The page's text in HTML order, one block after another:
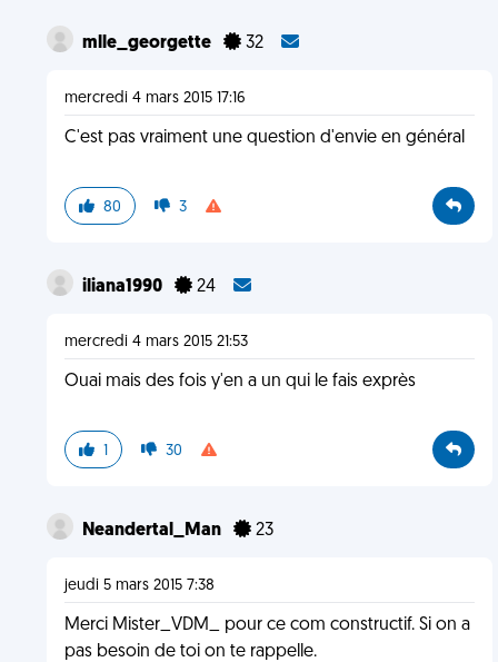
mlle_georgette 32
mercredi 4 mars 2015 17:16
C'est pas vraiment une question d'envie en général
80 3
iliana1990 24
mercredi 4 mars 2015 21:53
Ouai mais des fois y'en a un qui le fais exprès
1 30
Neandertal_Man 23
jeudi 5 mars 2015 7:38
Merci Mister_VDM_ pour ce com constructif. Si on a
pas besoin de toi on te rappelle.